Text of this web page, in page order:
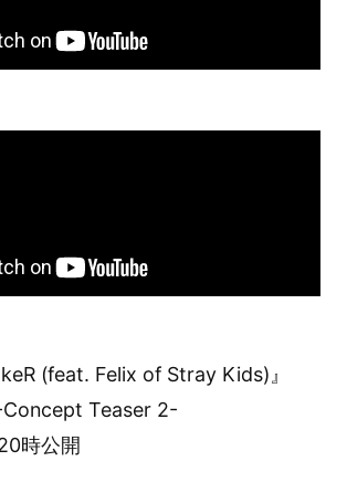
(feat. Felix of Stray Kids)』
Concept Teaser 2-
時公開